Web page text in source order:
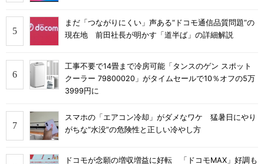
まだ「つながりにくい」声ある“ドコモ通信品質問題”の
現在地 前田社長が明かす「道半ば」の詳細解説
工事不要で14畳まで冷房可能「タンスのゲン スポット
クーラー 79800020」がタイムセールで10％オフの5万
3999円に
スマホの「エアコン冷却」がダメなワケ 猛暑日にやり
がちな“水没”の危険性と正しい冷やし方
ドコモが念願の増収増益に好転 「ドコモMAX」好調も